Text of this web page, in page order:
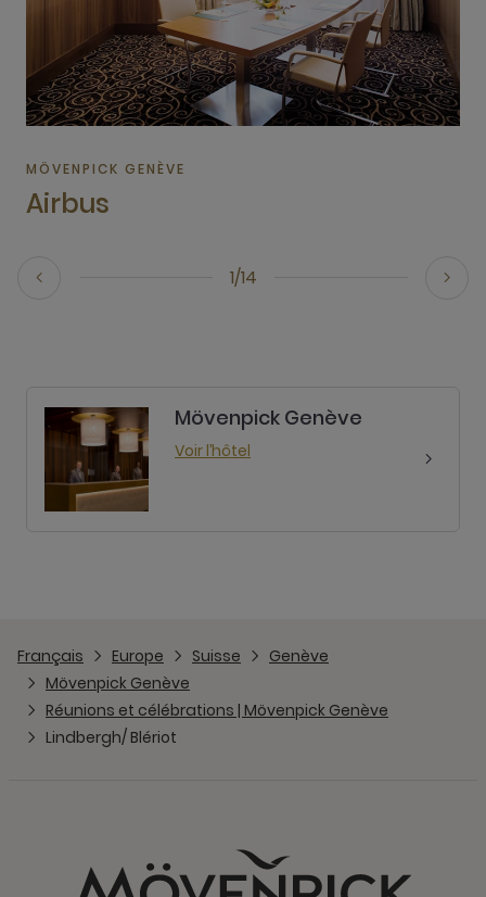
1/14
MÖVENPICK GENÈVE
Airbus
Mövenpick Genève
Voir l’hôtel
Français Europe Suisse
Genève
Mövenpick Genève
Réunions et célébrations | Mövenpick Genève
Lindbergh/ Blériot